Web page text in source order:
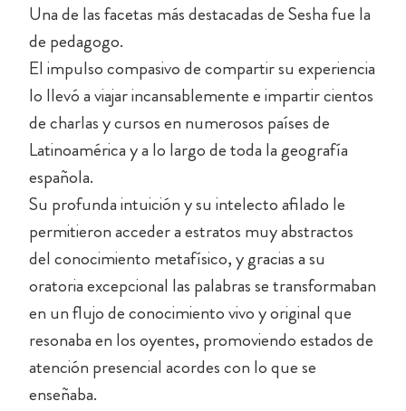
Una de las facetas más destacadas de Sesha fue la
de pedagogo.
El impulso compasivo de compartir su experiencia
lo llevó a viajar incansablemente e impartir cientos
de charlas y cursos en numerosos países de
Latinoamérica y a lo largo de toda la geografía
española.
Su profunda intuición y su intelecto afilado le
permitieron acceder a estratos muy abstractos
del conocimiento metafísico, y gracias a su
oratoria excepcional las palabras se transformaban
en un flujo de conocimiento vivo y original que
resonaba en los oyentes, promoviendo estados de
atención presencial acordes con lo que se
enseñaba.